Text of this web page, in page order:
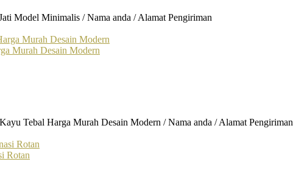
Model Minimalis / Nama anda / Alamat Pengiriman
Murah Desain Modern
Tebal Harga Murah Desain Modern / Nama anda / Alamat Pengiriman
Rotan